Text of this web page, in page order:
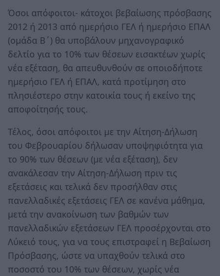
Όσοι απόφοιτοι- κάτοχοι βεβαίωσης πρόσβασης
2012 ή 2013 από ημερήσιο ΓΕΛ ή ημερήσιο ΕΠΑΛ
(ομάδα Β΄) θα υποβάλουν μηχανογραφικό
δελτίο για το 10% των θέσεων εισακτέων χωρίς
νέα εξέταση, θα απευθυνθούν σε οποιοδήποτε
ημερήσιο ΓΕΛ ή ΕΠΑΛ, κατά προτίμηση στο
πλησιέστερο στην κατοικία τους ή εκείνο της
αποφοίτησής τους.
Τέλος, όσοι απόφοιτοι με την Αίτηση-Δήλωση
του Φεβρουαρίου δήλωσαν υποψηφιότητα για
το 90% των θέσεων (με νέα εξέταση), δεν
ανακάλεσαν την Αίτηση-Δήλωση πριν τις
εξετάσεις και τελικά δεν προσήλθαν στις
πανελλαδικές εξετάσεις ΓΕΛ σε κανένα μάθημα,
μετά την ανακοίνωση των βαθμών των
πανελλαδικών εξετάσεων ΓΕΛ προσέρχονται στο
Λύκειό τους, για να τους επιστραφεί η Βεβαίωση
Πρόσβασης, ώστε να υπαχθούν τελικά στο
ποσοστό του 10% των θέσεων, χωρίς νέα